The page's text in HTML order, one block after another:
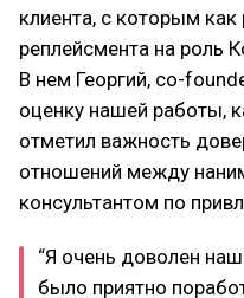
клиента, с которым как
реплейсмента на роль
В нем Георгий, co-
оценку нашей работы,
отметил важность
отношений между
консультантом по
“Я очень доволен
было приятно